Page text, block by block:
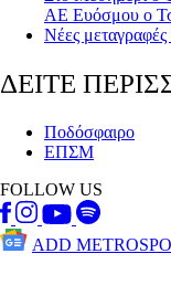
ΑΕ Ευόσμου ο
Νέες
ΔΕΙΤΕ
Ποδόσφαιρο
ΕΠΣΜ
FOLLOW US
ADD